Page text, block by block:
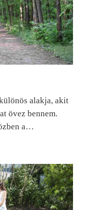
alakja, akit
övez bennem.
a…